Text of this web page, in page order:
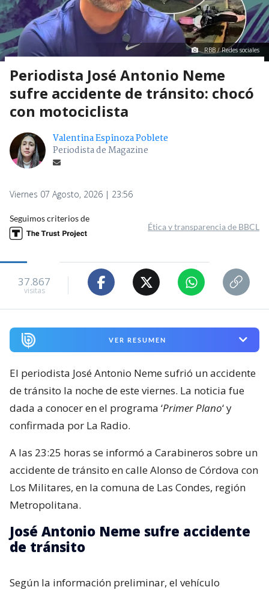
RBB / Redes sociales
Periodista José Antonio Neme
sufre accidente de tránsito: chocó
con motociclista
Valentina Espinoza Poblete
Periodista de Magazine
Viernes 07 Agosto, 2026 | 23:56
Seguimos criterios de
Ética y transparencia de BBCL
37.867
visitas
VER RESUMEN
El periodista José Antonio Neme sufrió un accidente
de tránsito la noche de este viernes. La noticia fue
dada a conocer en el programa ‘Primer Plano‘ y
confirmada por La Radio.
A las 23:25 horas se informó a Carabineros sobre un
accidente de tránsito en calle Alonso de Córdova con
Los Militares, en la comuna de Las Condes, región
Metropolitana.
José Antonio Neme sufre accidente
de tránsito
Según la información preliminar, el vehículo